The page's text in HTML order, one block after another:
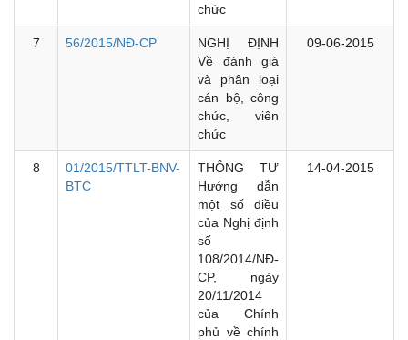
chức
7 56/2015/NĐ-CP
NGHỊ ĐỊNH
Về đánh giá
và phân loại
cán bộ, công
chức, viên
chức
09-06-2015
8
01/2015/TTLT-BNV-
BTC
THÔNG TƯ
Hướng dẫn
một số điều
của Nghị định
số
108/2014/NĐ-
CP, ngày
20/11/2014
của Chính
phủ về chính
14-04-2015